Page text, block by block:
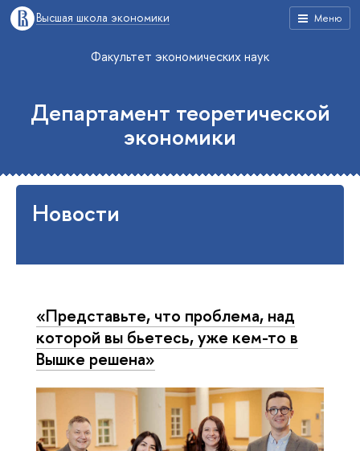
Меню
Высшая школа экономики
Факультет экономических наук
Департамент теоретической
экономики
Новости
«Представьте, что проблема, над
которой вы бьетесь, уже кем-то в
Вышке решена»